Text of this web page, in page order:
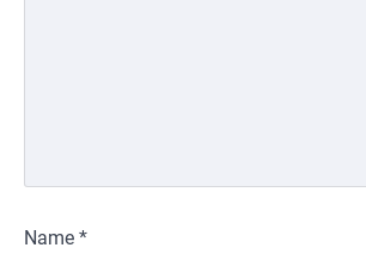
Name *